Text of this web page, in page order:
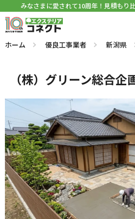
みなさまに愛されて10周年！見積もり
ホーム 優良工事業者 新潟県
（株）グリーン総合企